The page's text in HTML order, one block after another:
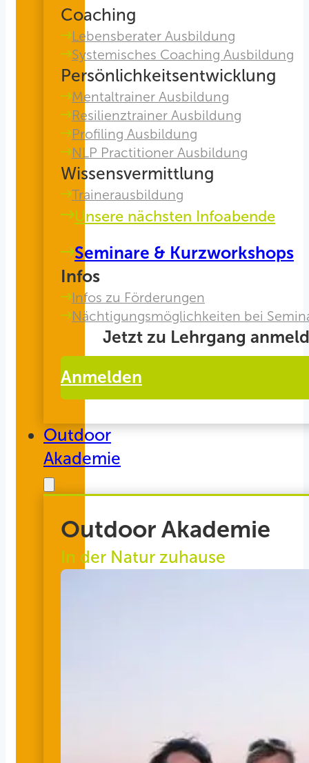
Coaching
Lebensberater Ausbildung
Systemisches Coaching Ausbildung
Persönlichkeitsentwicklung
Mentaltrainer Ausbildung
Resilienztrainer Ausbildung
Profiling Ausbildung
NLP Practitioner Ausbildung
Wissensvermittlung
Trainerausbildung
Unsere nächsten Infoabende
Seminare & Kurzworkshops
Infos
Infos zu Förderungen
Nächtigungsmöglichkeiten bei
Jetzt zu Lehrgang
Anmelden
Outdoor
Akademie
Outdoor Akademie
In der Natur zuhause